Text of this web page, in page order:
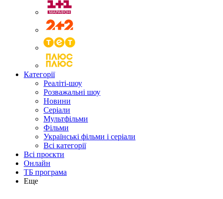
Категорії
Реаліті-шоу
Розважальні шоу
Новини
Серіали
Мультфільми
Фільми
Українські фільми і серіали
Всі категорії
Всі проєкти
Онлайн
ТБ програма
Еще